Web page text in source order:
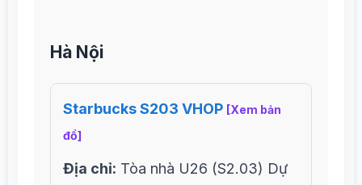
Hà Nội
Starbucks S203 VHOP [Xem bản
đồ]
Địa chỉ: Tòa nhà U26 (S2.03) Dự